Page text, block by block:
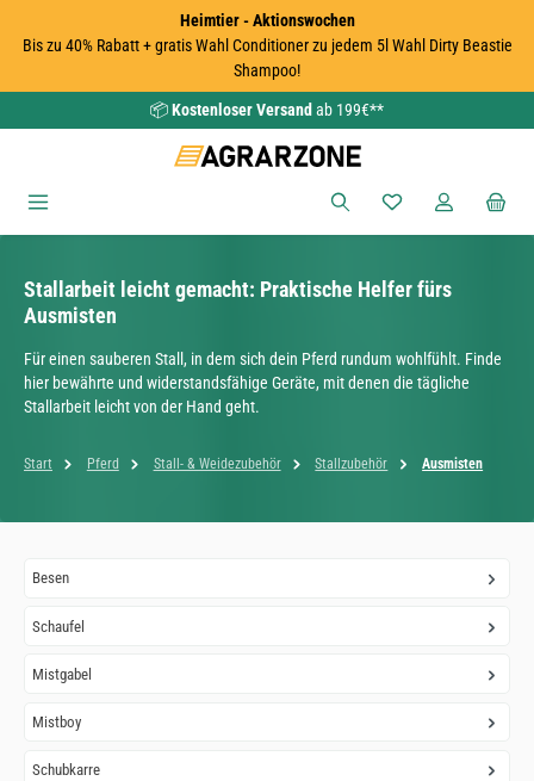
Heimtier - Aktionswochen
Bis zu 40% Rabatt + gratis Wahl Conditioner zu jedem 5l Wahl Dirty Beastie
Shampoo!
📦Kostenloser Versand ab 199€**
Du hast 0
Stallarbeit leicht gemacht: Praktische Helfer fürs
Ausmisten
Für einen sauberen Stall, in dem sich dein Pferd rundum wohlfühlt. Finde
hier bewährte und widerstandsfähige Geräte, mit denen die tägliche
Stallarbeit leicht von der Hand geht.
Start Pferd Stall- & Weidezubehör Stallzubehör Ausmisten
Besen
Schaufel
Mistgabel
Mistboy
Schubkarre